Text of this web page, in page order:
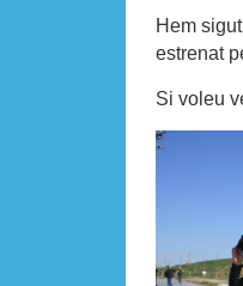
Hem
estrenat
Si voleu